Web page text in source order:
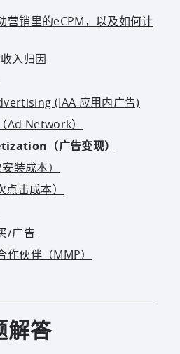
营销里的eCPM，以及如何计
入归因
(IAA 应用内广告)
Ad Network）
（广告变现）
装成本）
点击成本）
/广告
作伙伴（MMP）
解答